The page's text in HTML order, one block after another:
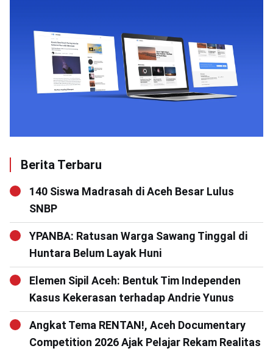
Berita Terbaru
140 Siswa Madrasah di Aceh Besar Lulus
SNBP
YPANBA: Ratusan Warga Sawang Tinggal di
Huntara Belum Layak Huni
Elemen Sipil Aceh: Bentuk Tim Independen
Kasus Kekerasan terhadap Andrie Yunus
Angkat Tema RENTAN!, Aceh Documentary
Competition 2026 Ajak Pelajar Rekam Realitas